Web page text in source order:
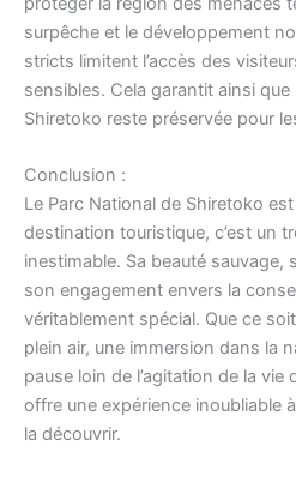
surpêche et le développement
stricts limitent l’accès des
sensibles. Cela garantit ainsi
Shiretoko reste préservée pour
Conclusion :
Le Parc National de Shiretoko
destination touristique, c’est un
inestimable. Sa beauté sauvage,
son engagement envers la
véritablement spécial. Que ce
plein air, une immersion dans la
pause loin de l’agitation de la
offre une expérience inoubliable
la découvrir.